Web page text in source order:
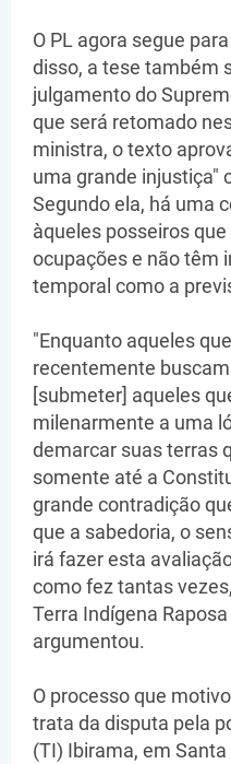
O PL agora segue
disso, a tese também
julgamento do
que será retomado
ministra, o texto
uma grande injustiça"
Segundo ela, há uma
àqueles posseiros
ocupações e não têm
temporal como a
"Enquanto aqueles
recentemente
[submeter] aqueles
milenarmente a uma
demarcar suas terras
somente até a
grande contradição
que a sabedoria, o
irá fazer esta
como fez tantas
Terra Indígena
argumentou.
O processo que
trata da disputa pela
(TI) Ibirama, em